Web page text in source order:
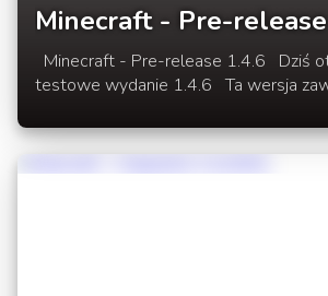
Minecraft - Pre-
testowe wydanie 1.4.6 Ta wersja
poprawek błedów odkrytych przez
Oficiane wydanie zobaczymy 20.12
czwartek.